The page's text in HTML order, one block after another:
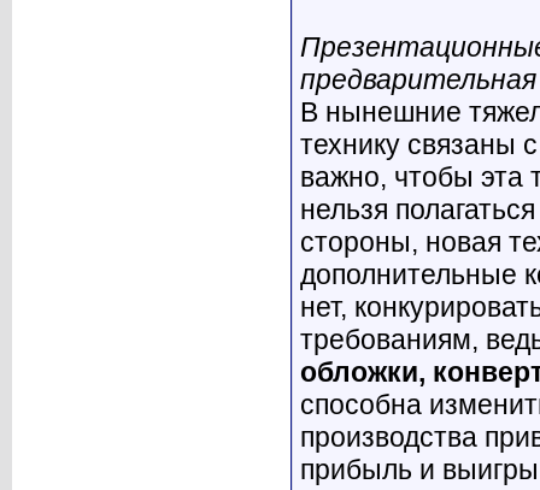
В нынешние
технику связаны
важно, чтобы эта
нельзя
стороны, новая
дополнительные
нет,
требованиям,
обложки,
способна
производства
прибыль и